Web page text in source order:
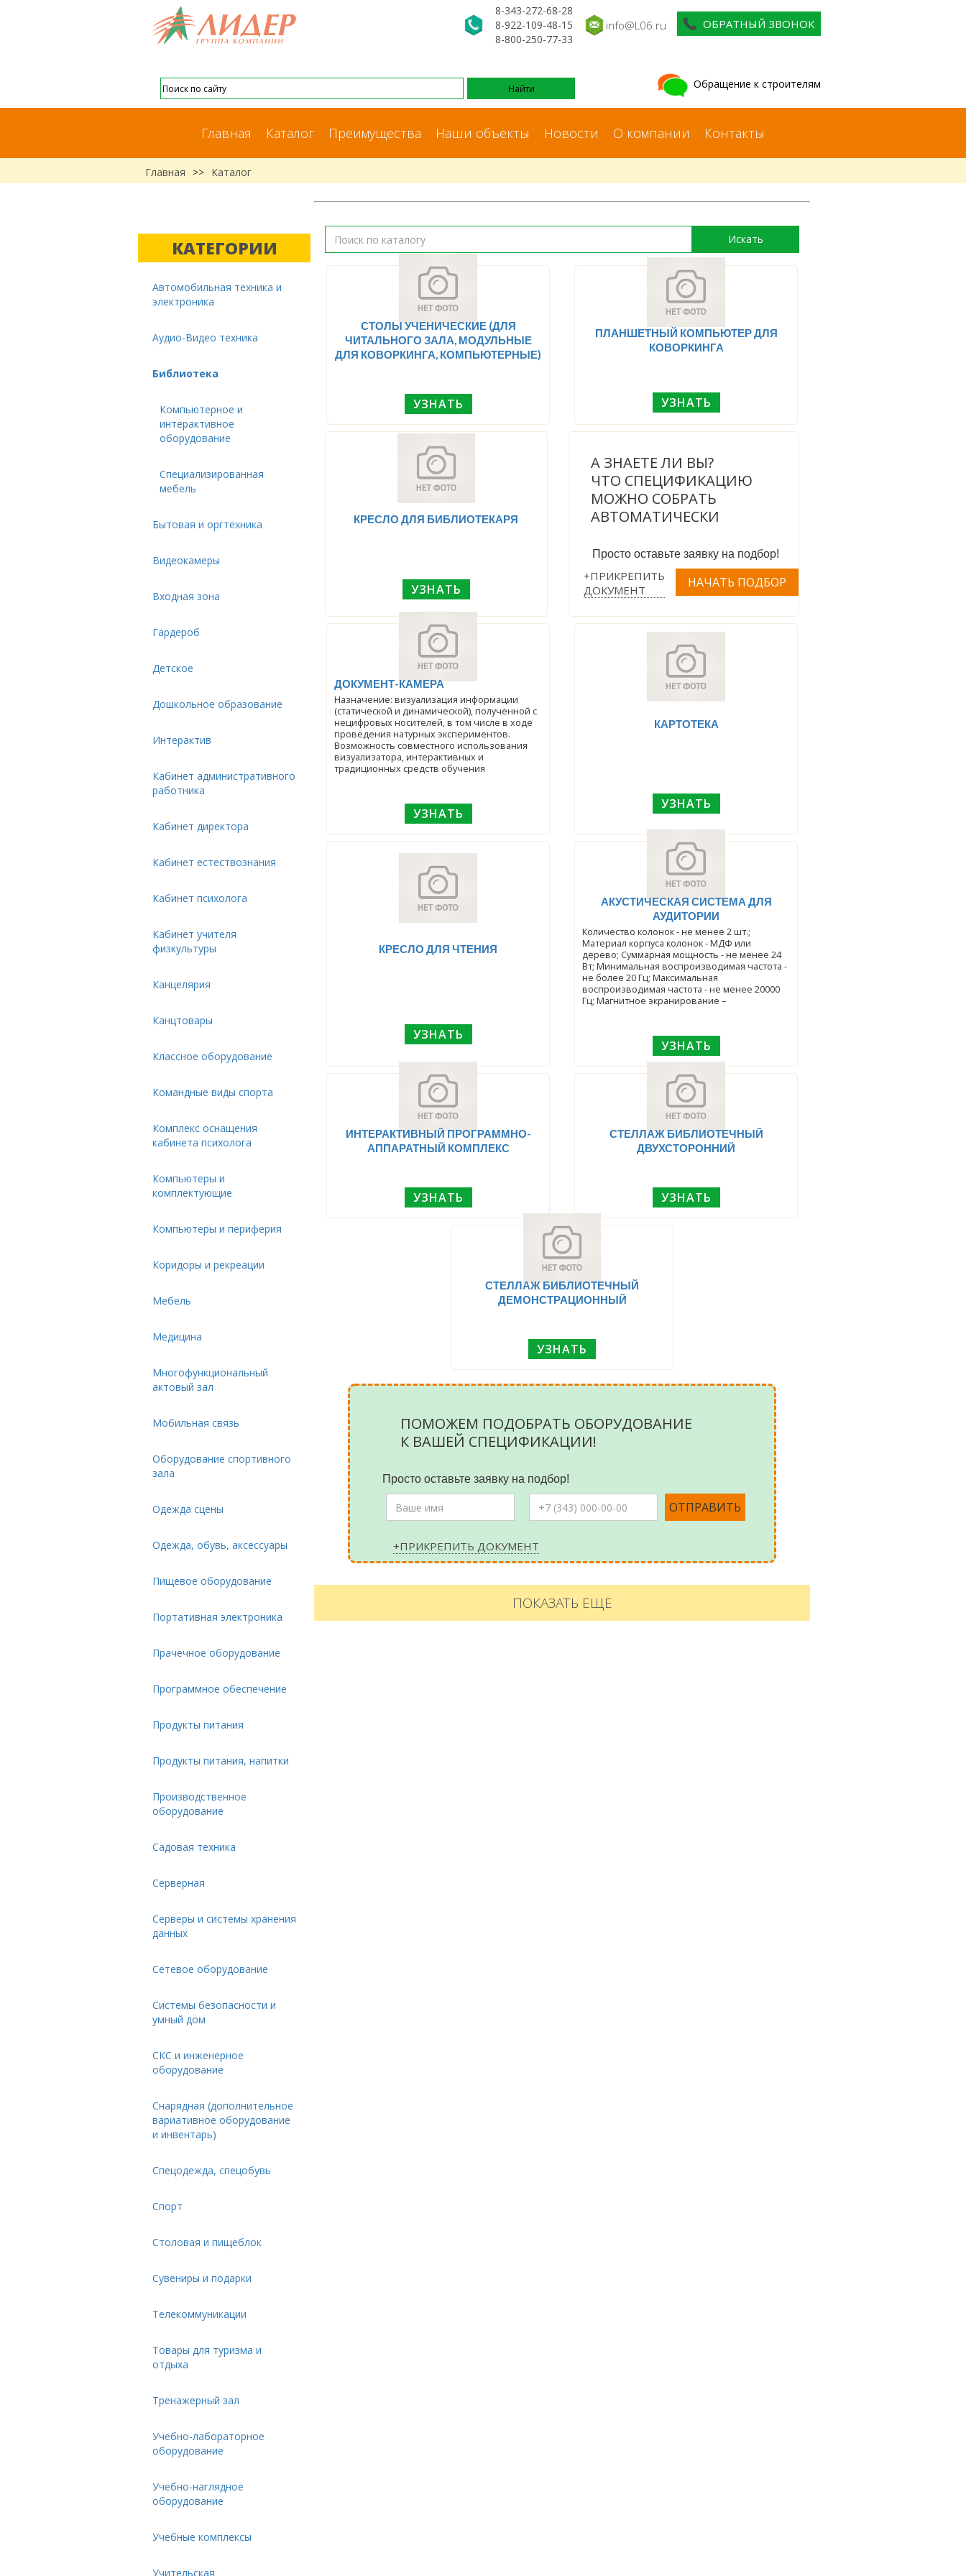
8-343-272-68-28
8-922-109-48-15
8-800-250-77-33
info@L06.ru ОБРАТНЫЙ ЗВОНОК
Обращение к строителям
Главная Каталог Преимущества Наши объекты Новости О компании Контакты
Главная >> Каталог
КАТЕГОРИИ
Автомобильная техника и
электроника
Аудио-Видео техника
Библиотека
Компьютерное и
интерактивное
оборудование
Специализированная
мебель
Бытовая и оргтехника
Видеокамеры
Входная зона
Гардероб
Детское
Дошкольное образование
Интерактив
Кабинет административного
работника
Кабинет директора
Кабинет естествознания
Кабинет психолога
Кабинет учителя
физкультуры
Канцелярия
Канцтовары
Классное оборудование
Командные виды спорта
Комплекс оснащения
кабинета психолога
Компьютеры и
комплектующие
Компьютеры и периферия
Коридоры и рекреации
Мебель
Медицина
Многофункциональный
актовый зал
Мобильная связь
Оборудование спортивного
зала
Одежда сцены
Одежда, обувь, аксессуары
Пищевое оборудование
Портативная электроника
Прачечное оборудование
Программное обеспечение
Продукты питания
Продукты питания, напитки
Производственное
оборудование
Садовая техника
Серверная
Серверы и системы хранения
данных
Сетевое оборудование
Системы безопасности и
умный дом
СКС и инженерное
оборудование
Снарядная (дополнительное
вариативное оборудование
и инвентарь)
Спецодежда, спецобувь
Спорт
Столовая и пищеблок
Сувениры и подарки
Телекоммуникации
Товары для туризма и
отдыха
Тренажерный зал
Учебно-лабораторное
оборудование
Учебно-наглядное
оборудование
Учебные комплексы
Учительская
СТОЛЫ УЧЕНИЧЕСКИЕ (ДЛЯ
ЧИТАЛЬНОГО ЗАЛА, МОДУЛЬНЫЕ
ДЛЯ КОВОРКИНГА, КОМПЬЮТЕРНЫЕ)
УЗНАТЬ
ПЛАНШЕТНЫЙ КОМПЬЮТЕР ДЛЯ
КОВОРКИНГА
УЗНАТЬ
КРЕСЛО ДЛЯ БИБЛИОТЕКАРЯ
УЗНАТЬ
А ЗНАЕТЕ ЛИ ВЫ?
ЧТО СПЕЦИФИКАЦИЮ
МОЖНО СОБРАТЬ
АВТОМАТИЧЕСКИ
Просто оставьте заявку на подбор!
+ПРИКРЕПИТЬ
ДОКУМЕНТ
ДОКУМЕНТ-КАМЕРА
Назначение: визуализация информации
(статической и динамической), полученной с
нецифровых носителей, в том числе в ходе
проведения натурных экспериментов.
Возможность совместного использования
визуализатора, интерактивных и
традиционных средств обучения
УЗНАТЬ
КАРТОТЕКА
УЗНАТЬ
КРЕСЛО ДЛЯ ЧТЕНИЯ
УЗНАТЬ
АКУСТИЧЕСКАЯ СИСТЕМА ДЛЯ
АУДИТОРИИ
Количество колонок - не менее 2 шт.;
Материал корпуса колонок - МДФ или
дерево; Суммарная мощность - не менее 24
Вт; Минимальная воспроизводимая частота -
не более 20 Гц; Максимальная
воспроизводимая частота - не менее 20000
Гц; Магнитное экранирование –
УЗНАТЬ
ИНТЕРАКТИВНЫЙ ПРОГРАММНО-
АППАРАТНЫЙ КОМПЛЕКС
УЗНАТЬ
СТЕЛЛАЖ БИБЛИОТЕЧНЫЙ
ДВУХСТОРОННИЙ
УЗНАТЬ
СТЕЛЛАЖ БИБЛИОТЕЧНЫЙ
ДЕМОНСТРАЦИОННЫЙ
УЗНАТЬ
ПОМОЖЕМ ПОДОБРАТЬ ОБОРУДОВАНИЕ
К ВАШЕЙ СПЕЦИФИКАЦИИ!
Просто оставьте заявку на подбор!
+ПРИКРЕПИТЬ ДОКУМЕНТ
ПОКАЗАТЬ ЕЩЕ